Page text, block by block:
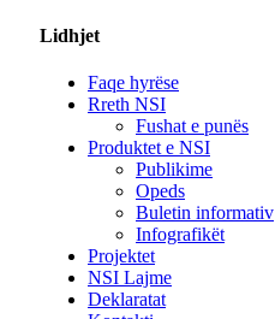
Lidhjet
Faqe hyrëse
Rreth NSI
Fushat e punës
Produktet e NSI
Publikime
Opeds
Buletin informativ
Infografikët
Projektet
NSI Lajme
Deklaratat